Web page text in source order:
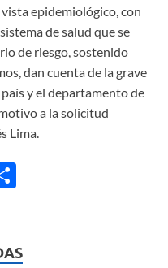
epidemiológico, con
de salud que se
de riesgo, sostenido
dan cuenta de la grave
y el departamento de
a la solicitud
Lima.
p